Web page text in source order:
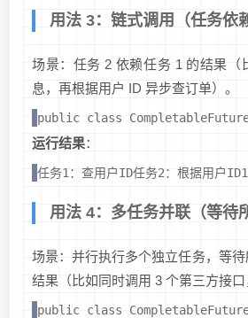
用法 3：链式调用（任务依
场景：任务 2 依赖任务 1 的结果（
息，再根据用户 ID 异步查订单）。
public class
运行结果：
任务1：查用户ID任务2：根据用户
用法 4：多任务并联（等待
场景：并行执行多个独立任务，等
结果（比如同时调用 3 个第三方接口
public class